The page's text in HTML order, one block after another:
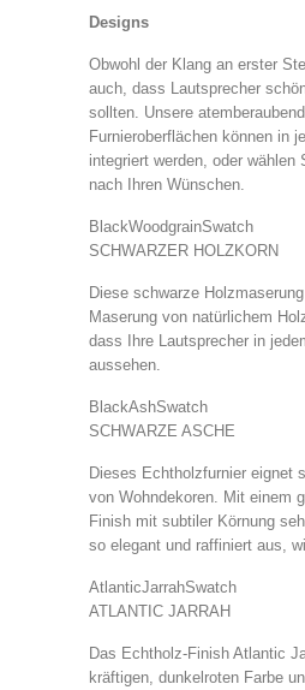
Designs
Obwohl der Klang an erster
auch, dass Lautsprecher
sollten. Unsere
Furnieroberflächen können in
integriert werden, oder wählen
nach Ihren Wünschen.
BlackWoodgrainSwatch
SCHWARZER HOLZKORN
Diese schwarze
Maserung von natürlichem
dass Ihre Lautsprecher in
aussehen.
BlackAshSwatch
SCHWARZE ASCHE
Dieses Echtholzfurnier eignet
von Wohndekoren. Mit einem
Finish mit subtiler Körnung
so elegant und raffiniert aus,
AtlanticJarrahSwatch
ATLANTIC JARRAH
Das Echtholz-Finish Atlantic
kräftigen, dunkelroten Farbe